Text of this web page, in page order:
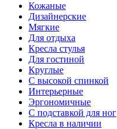
Кожаные
Дизайнерские
Мягкие
Для отдыха
Кресла стулья
Для гостиной
Круглые
С высокой спинкой
Интерьерные
Эргономичные
С подставкой для ног
Кресла в наличии